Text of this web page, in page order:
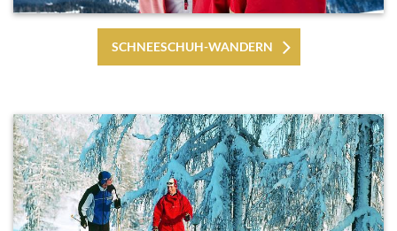
SCHNEESCHUH-WANDERN